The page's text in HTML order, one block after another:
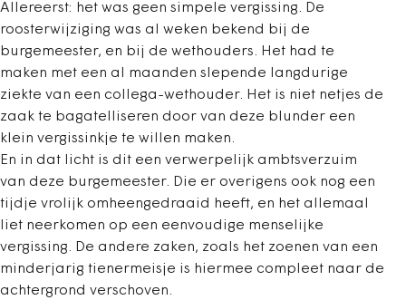
Allereerst: het was geen simpele vergissing. De
roosterwijziging was al weken bekend bij de
burgemeester, en bij de wethouders. Het had te
maken met een al maanden slepende langdurige
ziekte van een collega-wethouder. Het is niet netjes de
zaak te bagatelliseren door van deze blunder een
klein vergissinkje te willen maken.
En in dat licht is dit een verwerpelijk ambtsverzuim
van deze burgemeester. Die er overigens ook nog een
tijdje vrolijk omheengedraaid heeft, en het allemaal
liet neerkomen op een eenvoudige menselijke
vergissing. De andere zaken, zoals het zoenen van een
minderjarig tienermeisje is hiermee compleet naar de
achtergrond verschoven.